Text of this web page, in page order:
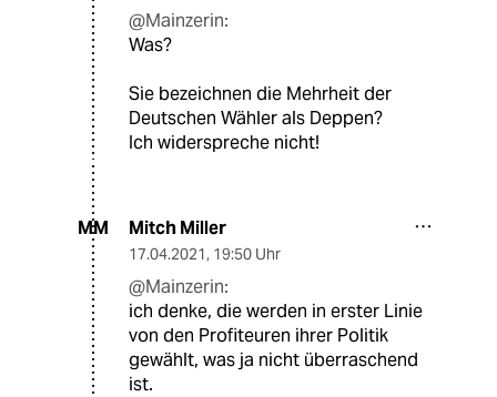
@Mainzerin:
Was?
Sie bezeichnen die Mehrheit der
Deutschen Wähler als Deppen?
Ich widerspreche nicht!
MM Mitch Miller
17.04.2021, 19:50 Uhr
@Mainzerin:
ich denke, die werden in erster Linie
von den Profiteuren ihrer Politik
gewählt, was ja nicht überraschend
ist.